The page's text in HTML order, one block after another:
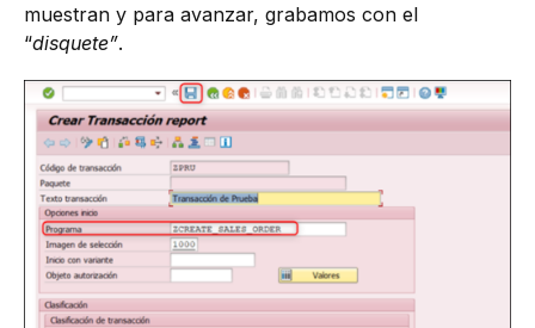
muestran y para avanzar, grabamos con el
“disquete”.